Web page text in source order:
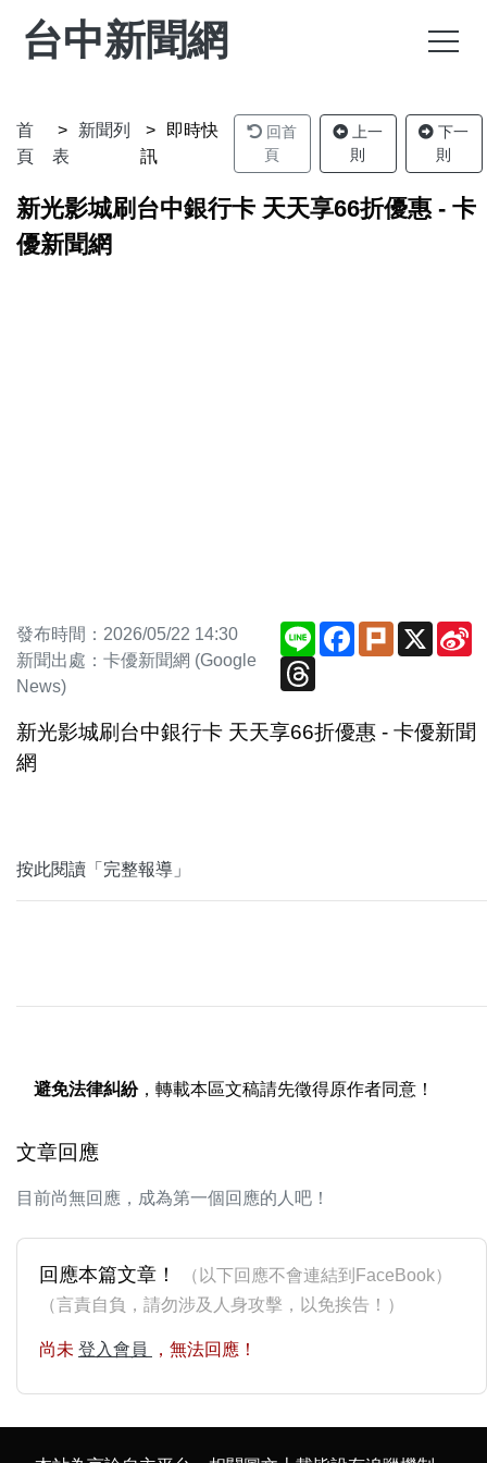
台中新聞網
首
頁
新聞列
表
即時快
訊
回首
頁
上一
則
下一
則
新光影城刷台中銀行卡 天天享66折優惠 - 卡
優新聞網
發布時間：2026/05/22 14:30
新聞出處：卡優新聞網 (Google
News)
Line Facebook
PlurkX
Threads
新光影城刷台中銀行卡 天天享66折優惠 - 卡優新聞
網
按此閱讀「完整報導」
避免法律糾紛，轉載本區文稿請先徵得原作者同意！
文章回應
目前尚無回應，成為第一個回應的人吧！
回應本篇文章！
（以下回應不會連結到FaceBook）
（言責自負，請勿涉及人身攻擊，以免挨告！）
尚未 登入會員 ，無法回應！